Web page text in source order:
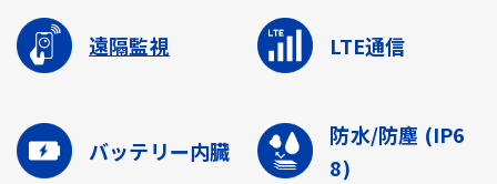
遠隔監視 LTE通信
バッテリー内臓
防水/防塵 (IP6
8)